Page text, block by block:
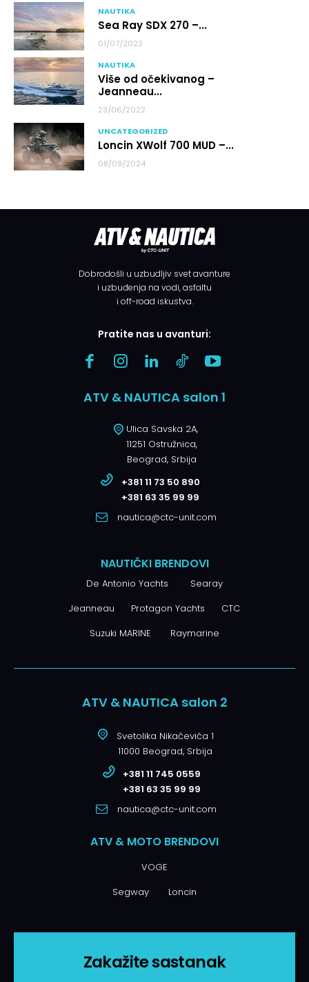
NAUTIKA
Sea Ray SDX 270 –...
01/07/2023
NAUTIKA
Više od očekivanog –
Jeanneau...
23/06/2022
UNCATEGORIZED
Loncin XWolf 700 MUD –...
08/09/2024
Dobrodošli u uzbudljiv svet avanture
i uzbuđenja na vodi, asfaltu
i off-road iskustva.
Pratite nas u avanturi:
ATV & NAUTICA salon 1
Ulica Savska 2A,
11251 Ostružnica,
Beograd, Srbija
+381 11 73 50 890
+381 63 35 99 99
nautica@ctc-unit.com
NAUTIČKI BRENDOVI
De Antonio Yachts
Searay
Jeanneau Protagon Yachts
CTC
Suzuki MARINE Raymarine
ATV & NAUTICA salon 2
Svetolika Nikačevića 1
11000 Beograd, Srbija
+381 11 745 0559
+381 63 35 99 99
nautica@ctc-unit.com
ATV & MOTO BRENDOVI
VOGE
Segway Loncin
Zakažite sastanak